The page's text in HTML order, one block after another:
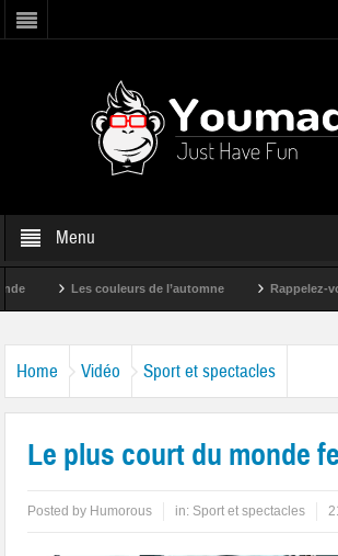
Menu
Les couleurs de l’automne Rappelez-
Home Vidéo Sport et spectacles
Le plus court du monde
Posted by Humorous in: Sport et spectacles